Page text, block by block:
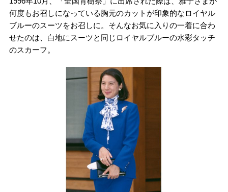
何度もお召しになっている胸元のカットが印象的なロイヤル
ブルーのスーツをお召しに。そんなお気に入りの一着に合わ
せたのは、白地にスーツと同じロイヤルブルーの水彩タッチ
のスカーフ。